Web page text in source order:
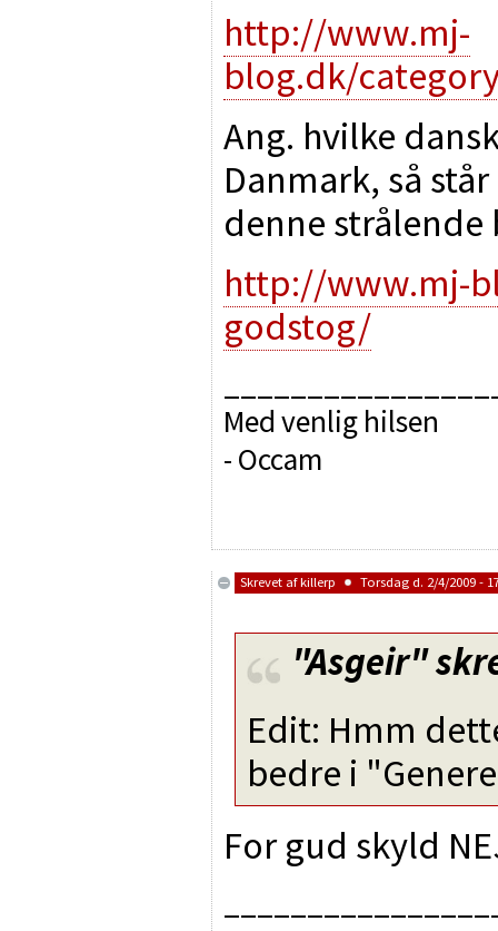
http://www.mj-
blog.dk/
Ang. hvilke
Danmark, så
denne strålende
http://www.mj-
godstog/
Med venlig hilsen
- Occam
Skrevet afkillerp Torsdag d. 2/4/2009 -
"Asgeir"
Edit: Hmm
bedre i
For gud skyld